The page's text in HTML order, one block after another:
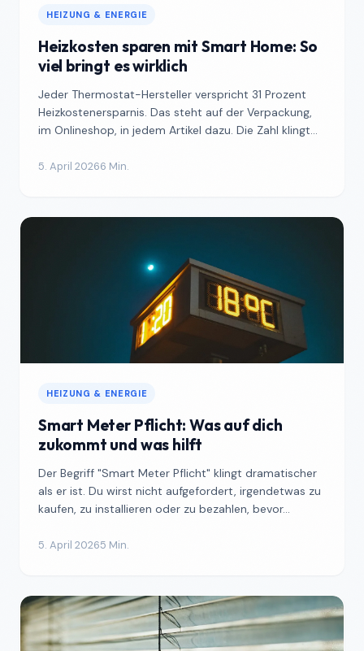
HEIZUNG & ENERGIE
Heizkosten sparen mit Smart Home: So
viel bringt es wirklich
Jeder Thermostat-Hersteller verspricht 31 Prozent
Heizkostenersparnis. Das steht auf der Verpackung,
im Onlineshop, in jedem Artikel dazu. Die Zahl klingt
5. April 20266 Min.
HEIZUNG & ENERGIE
Smart Meter Pflicht: Was auf dich
zukommt und was hilft
Der Begriff "Smart Meter Pflicht" klingt dramatischer
als er ist. Du wirst nicht aufgefordert, irgendetwas zu
kaufen, zu installieren oder zu bezahlen, bevor...
5. April 20265 Min.